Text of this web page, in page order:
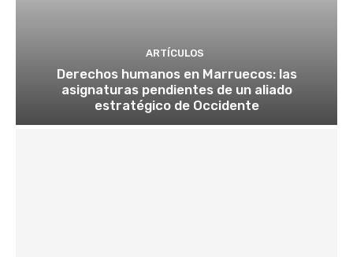
ARTÍCULOS
Derechos humanos en Marruecos: las
asignaturas pendientes de un aliado
estratégico de Occidente